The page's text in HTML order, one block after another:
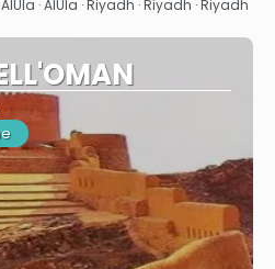
· AlUla · Riyadh · Riyadh · Riyadh